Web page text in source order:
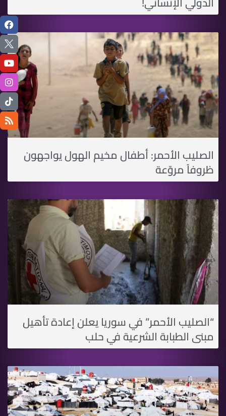
الصليب الأحمر: أطفال مخيم الهول يواجهون
ظروفاً مروّعة
“الصليب الأحمر” في سوريا يعلن إعادة تأهيل
مبنى الطبابة الشرعية في حلب